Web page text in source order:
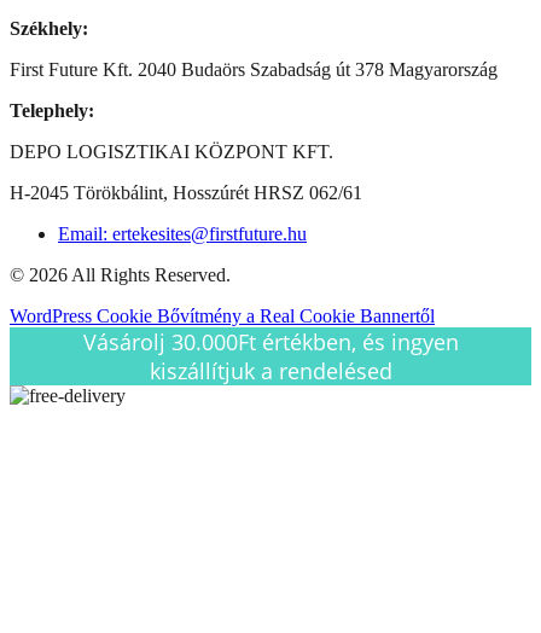
Székhely:
First Future Kft. 2040 Budaörs Szabadság út 378 Magyarország
Telephely:
DEPO LOGISZTIKAI KÖZPONT KFT.
H-2045 Törökbálint, Hosszúrét HRSZ 062/61
Email: ertekesites@firstfuture.hu
© 2026 All Rights Reserved.
WordPress Cookie Bővítmény a Real Cookie Bannertől
Vásárolj 30.000Ft értékben, és ingyen
kiszállítjuk a rendelésed